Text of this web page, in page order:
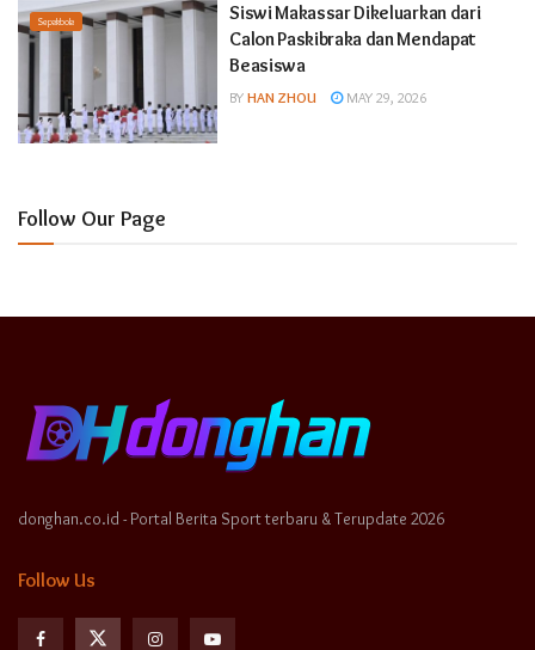
Sepakbola
Siswi Makassar Dikeluarkan dari
Calon Paskibraka dan Mendapat
Beasiswa
BY HAN ZHOU MAY 29, 2026
Follow Our Page
donghan.co.id - Portal Berita Sport terbaru & Terupdate 2026
Follow Us